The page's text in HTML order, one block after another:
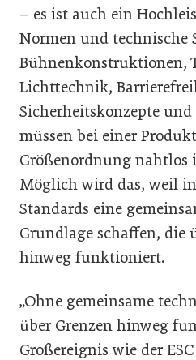
– es ist auch ein
Normen und technische
Bühnenkonstruktionen,
Lichttechnik,
Sicherheitskonzepte
müssen bei einer
Größenordnung nahtlos
Möglich wird das, weil
Standards eine
Grundlage schaffen, die
hinweg funktioniert.
„Ohne gemeinsame
über Grenzen hinweg
Großereignis wie der